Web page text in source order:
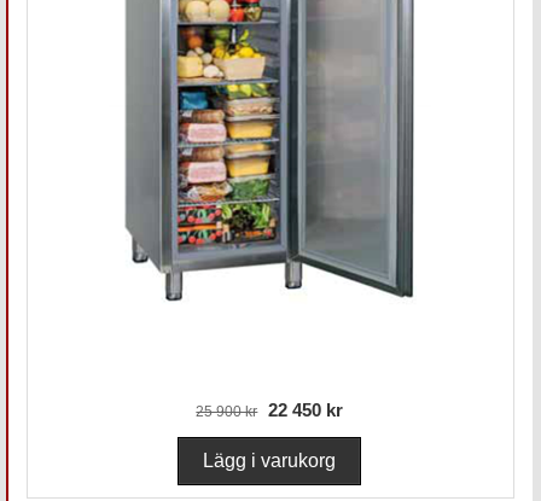
25 900 kr 22 450 kr